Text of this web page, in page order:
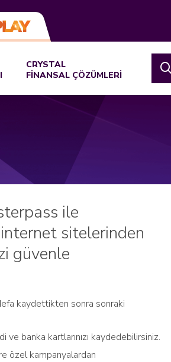
CRYSTAL
FİNANSAL ÇÖZÜMLERİ
ile
sitelerinden
güvenle
kaydettikten sonra sonraki
banka kartlarınızı kaydedebilirsiniz.
özel kampanyalardan